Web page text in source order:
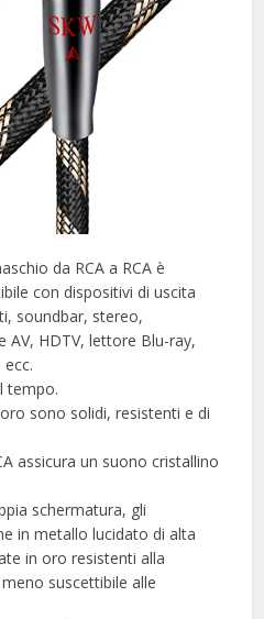
da RCA a RCA è
con dispositivi di uscita
soundbar, stereo,
AV, HDTV, lettore Blu-ray,
tempo.
sono solidi, resistenti e di
assicura un suono cristallino
schermatura, gli
in metallo lucidato di alta
in oro resistenti alla
suscettibile alle